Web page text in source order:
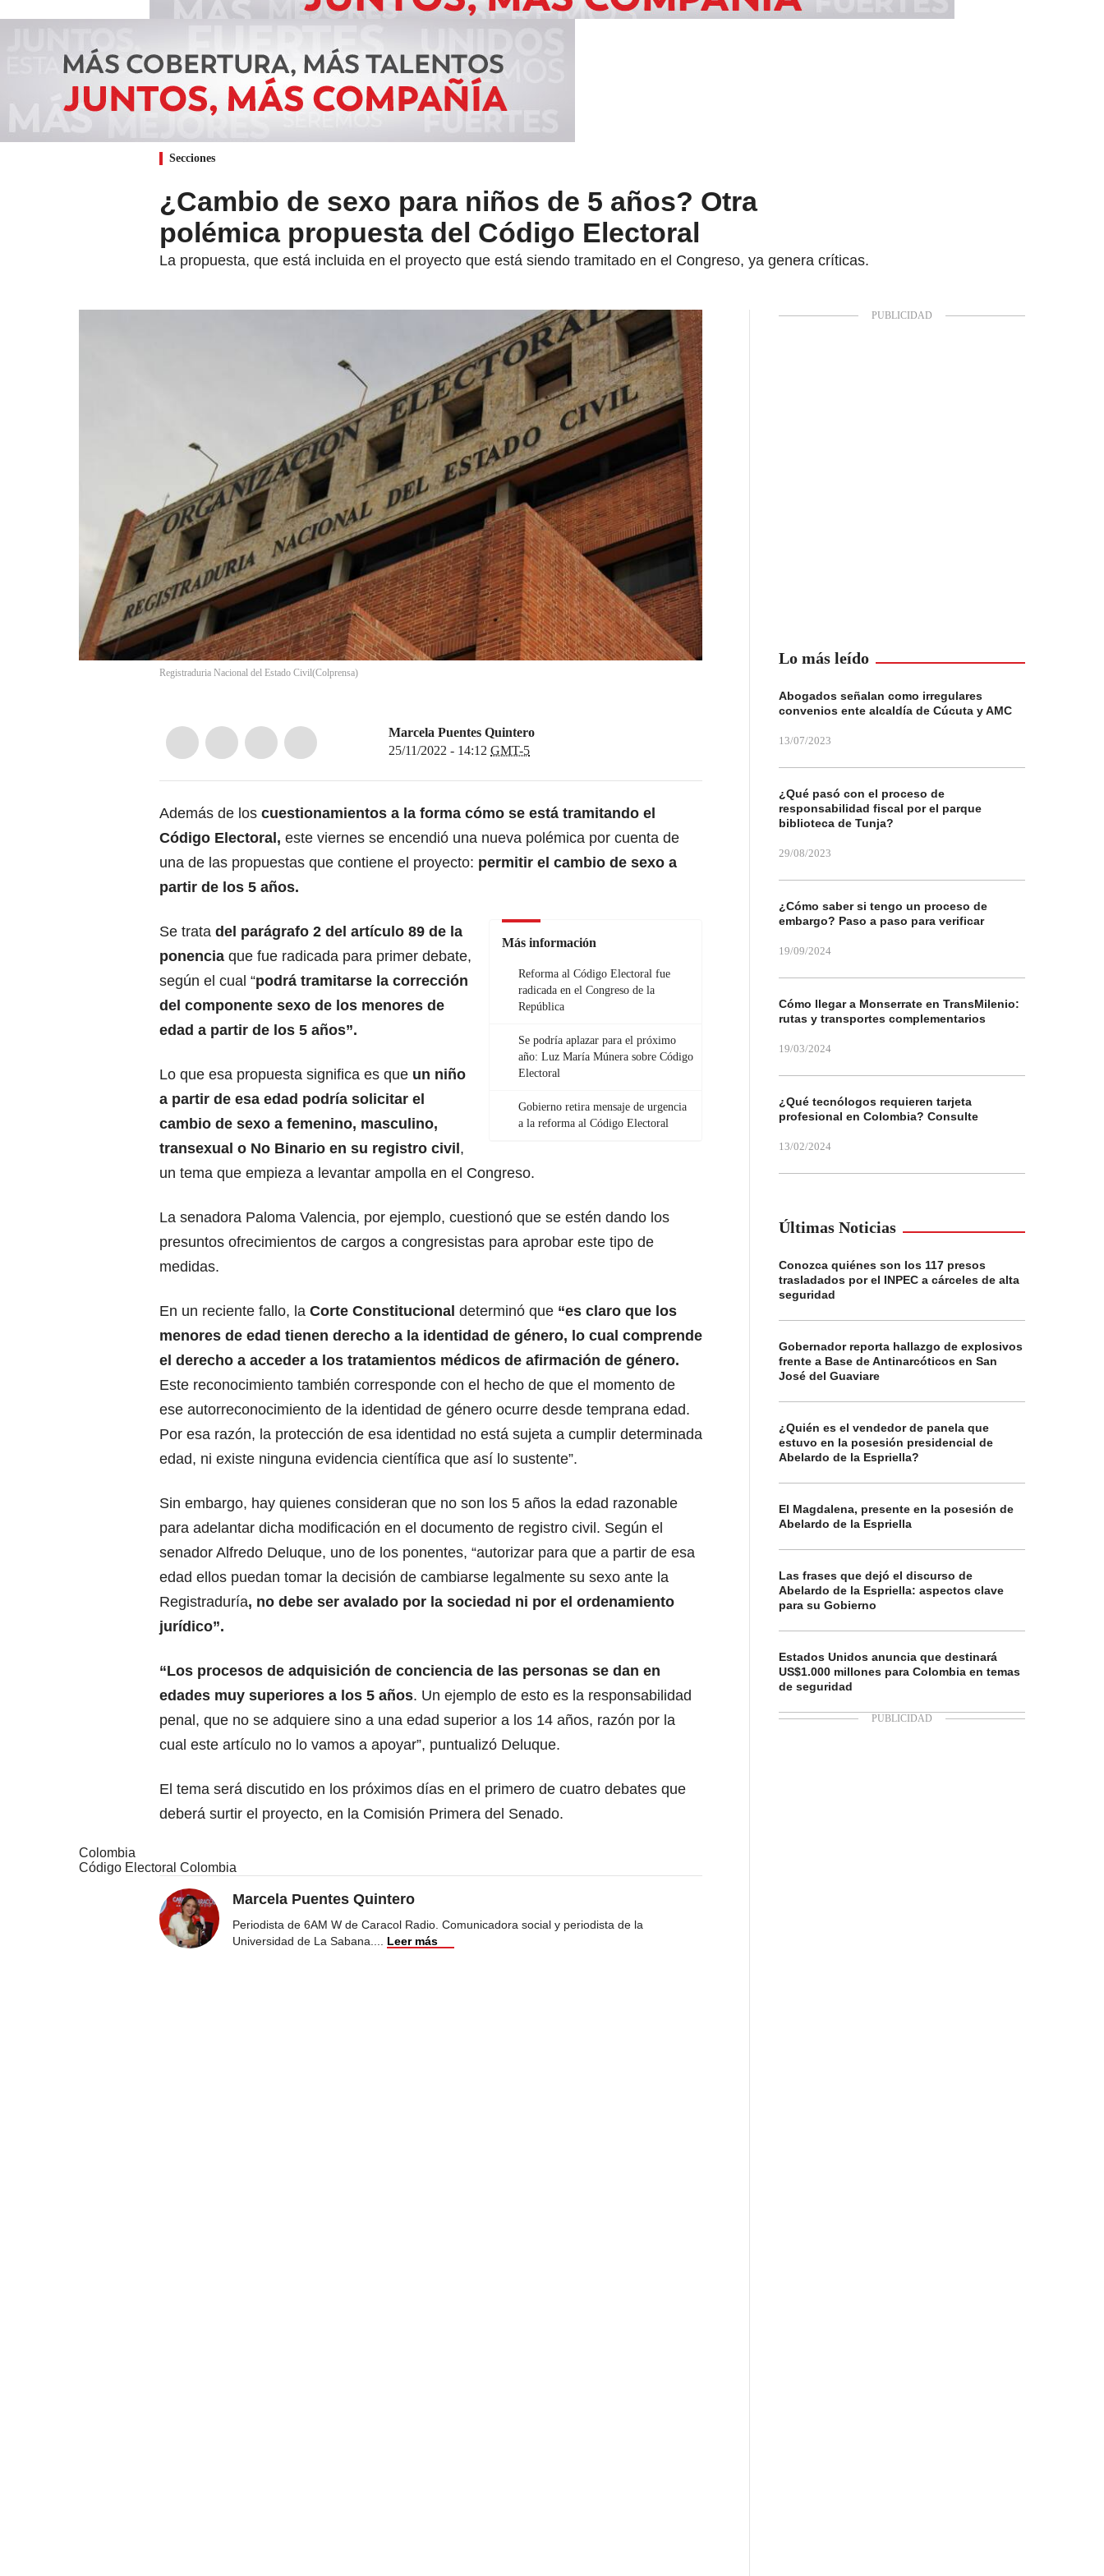
Secciones
¿Cambio de sexo para niños de 5 años? Otra
polémica propuesta del Código Electoral
La propuesta, que está incluida en el proyecto que está siendo tramitado en el Congreso, ya genera críticas.
Registraduria Nacional del Estado Civil(Colprensa)
Marcela Puentes Quintero
25/11/2022 - 14:12 GMT-5
Además de los cuestionamientos a la forma cómo se está tramitando el
Código Electoral, este viernes se encendió una nueva polémica por cuenta de
una de las propuestas que contiene el proyecto: permitir el cambio de sexo a
partir de los 5 años.
Más información
Reforma al Código Electoral fue
radicada en el Congreso de la
República
Se podría aplazar para el próximo
año: Luz María Múnera sobre Código
Electoral
Gobierno retira mensaje de urgencia
a la reforma al Código Electoral
Se trata del parágrafo 2 del artículo 89 de la
ponencia que fue radicada para primer debate,
según el cual “podrá tramitarse la corrección
del componente sexo de los menores de
edad a partir de los 5 años”.
Lo que esa propuesta significa es que un niño
a partir de esa edad podría solicitar el
cambio de sexo a femenino, masculino,
transexual o No Binario en su registro civil,
un tema que empieza a levantar ampolla en el Congreso.
La senadora Paloma Valencia, por ejemplo, cuestionó que se estén dando los
presuntos ofrecimientos de cargos a congresistas para aprobar este tipo de
medidas.
En un reciente fallo, la Corte Constitucional determinó que “es claro que los
menores de edad tienen derecho a la identidad de género, lo cual comprende
el derecho a acceder a los tratamientos médicos de afirmación de género.
Este reconocimiento también corresponde con el hecho de que el momento de
ese autorreconocimiento de la identidad de género ocurre desde temprana edad.
Por esa razón, la protección de esa identidad no está sujeta a cumplir determinada
edad, ni existe ninguna evidencia científica que así lo sustente”.
Sin embargo, hay quienes consideran que no son los 5 años la edad razonable
para adelantar dicha modificación en el documento de registro civil. Según el
senador Alfredo Deluque, uno de los ponentes, “autorizar para que a partir de esa
edad ellos puedan tomar la decisión de cambiarse legalmente su sexo ante la
Registraduría, no debe ser avalado por la sociedad ni por el ordenamiento
jurídico”.
“Los procesos de adquisición de conciencia de las personas se dan en
edades muy superiores a los 5 años. Un ejemplo de esto es la responsabilidad
penal, que no se adquiere sino a una edad superior a los 14 años, razón por la
cual este artículo no lo vamos a apoyar”, puntualizó Deluque.
El tema será discutido en los próximos días en el primero de cuatro debates que
deberá surtir el proyecto, en la Comisión Primera del Senado.
Colombia
Código Electoral Colombia
Marcela Puentes Quintero
Periodista de 6AM W de Caracol Radio. Comunicadora social y periodista de la
Universidad de La Sabana.
Leer más
Lo más leído
Abogados señalan como irregulares
convenios ente alcaldía de Cúcuta y AMC
13/07/2023
¿Qué pasó con el proceso de
responsabilidad fiscal por el parque
biblioteca de Tunja?
29/08/2023
¿Cómo saber si tengo un proceso de
embargo? Paso a paso para verificar
19/09/2024
Cómo llegar a Monserrate en TransMilenio:
rutas y transportes complementarios
19/03/2024
¿Qué tecnólogos requieren tarjeta
profesional en Colombia? Consulte
13/02/2024
Últimas Noticias
Conozca quiénes son los 117 presos
trasladados por el INPEC a cárceles de alta
seguridad
Gobernador reporta hallazgo de explosivos
frente a Base de Antinarcóticos en San
José del Guaviare
¿Quién es el vendedor de panela que
estuvo en la posesión presidencial de
Abelardo de la Espriella?
El Magdalena, presente en la posesión de
Abelardo de la Espriella
Las frases que dejó el discurso de
Abelardo de la Espriella: aspectos clave
para su Gobierno
Estados Unidos anuncia que destinará
US$1.000 millones para Colombia en temas
de seguridad